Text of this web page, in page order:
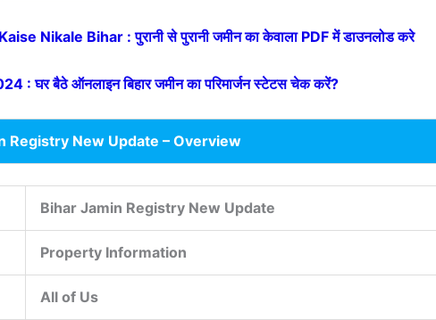
Nikale Bihar : पुरानी से पुरानी जमीन का केवाला PDF में डाउनलोड करे
बैठे ऑनलाइन बिहार जमीन का परिमार्जन स्टेटस चेक करें?
Registry New Update – Overview
Bihar Jamin Registry New Update
Property Information
All of Us